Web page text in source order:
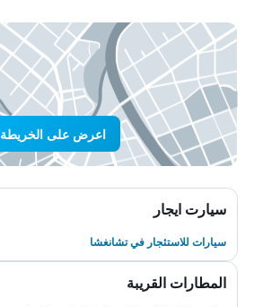
اعرض على الخريطة
سيارت ايجار
سيارات للاستئجار في تشانغشا
المطارات القريبة